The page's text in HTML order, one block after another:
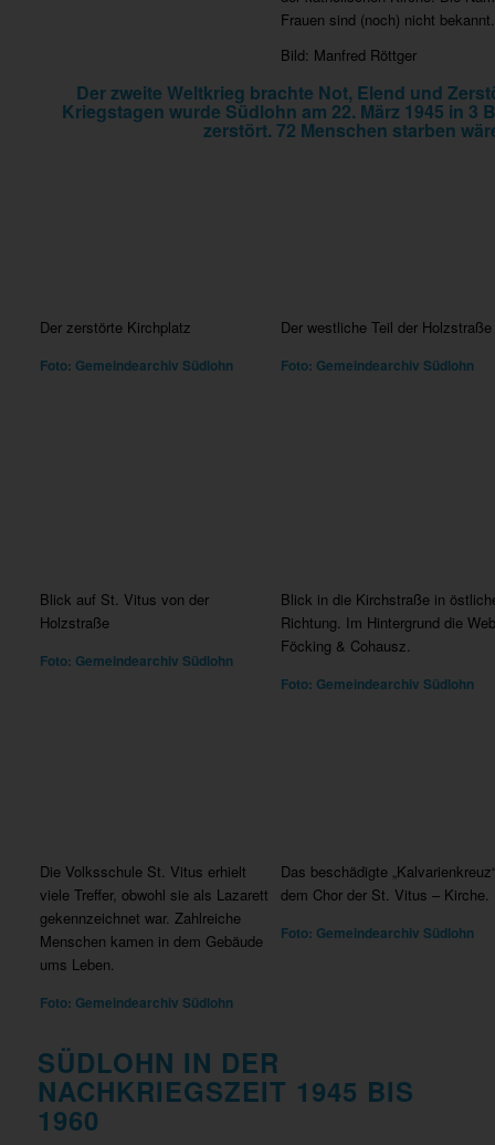
Frauen sind (noch) nicht bekannt.
Bild: Manfred Röttger
Der zweite Weltkrieg brachte Not, Elend und
Kriegstagen wurde Südlohn am 22. März 1945 in
zerstört. 72 Menschen starben
Der zerstörte Kirchplatz
Foto: Gemeindearchiv Südlohn
Der westliche Teil der Holzstraße
Foto: Gemeindearchiv Südlohn
Blick auf St. Vitus von der
Holzstraße
Foto: Gemeindearchiv Südlohn
Blick in die Kirchstraße in
Richtung. Im Hintergrund die
Föcking & Cohausz.
Foto: Gemeindearchiv Südlohn
Die Volksschule St. Vitus erhielt
viele Treffer, obwohl sie als Lazarett
gekennzeichnet war. Zahlreiche
Menschen kamen in dem Gebäude
ums Leben.
Foto: Gemeindearchiv Südlohn
Das beschädigte
dem Chor der St. Vitus – Kirche.
Foto: Gemeindearchiv Südlohn
SÜDLOHN IN DER
NACHKRIEGSZEIT 1945 BIS
1960